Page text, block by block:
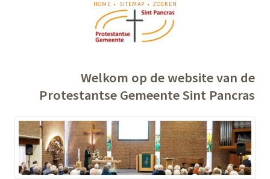
NAVIGATIE
OVERSLAAN
HOME SITEMAP ZOEKEN
Welkom op de website van de
Protestantse Gemeente Sint Pancras